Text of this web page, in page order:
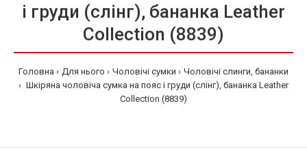
і груди (слінг), бананка Leather
Collection (8839)
Головна Для нього Чоловічі сумки
Чоловічі слинги, бананки
Шкіряна чоловіча сумка на пояс і груди (слінг), бананка Leather
Collection (8839)